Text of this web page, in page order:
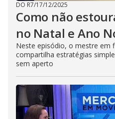
DO R7/17/12/2025
Como não
no Natal e Ano
Neste episódio, o mestre em
compartilha estratégias
sem aperto